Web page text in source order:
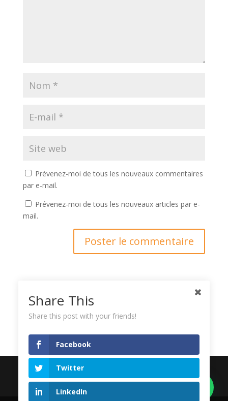
Prévenez-moi de tous les nouveaux commentaires
par e-mail.
Prévenez-moi de tous les nouveaux articles par e-
mail.
En
savoir plus sur la façon dont les données de vos
commentaires sont traitées.
Copyright © 2016
Tous droits réservés I
Donnons un sens à votre vision
Share This
Share this post with your friends!
Facebook
Twitter
LinkedIn